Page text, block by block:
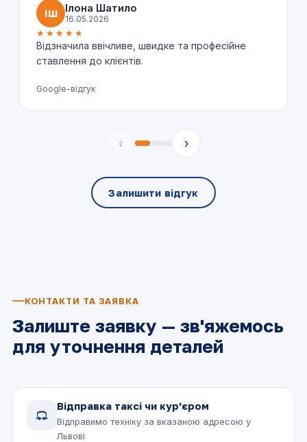
ІШ Ілона Шатило
16.05.2026
★★★★★
Відзначила ввічливе, швидке та професійне
ставлення до клієнтів.
Google-відгук
‹ ›
Залишити відгук
КОНТАКТИ ТА ЗАЯВКА
Залиште заявку — зв'яжемось
для уточнення деталей
Відправка таксі чи кур'єром
Відправимо техніку за вказаною адресою у
Львові